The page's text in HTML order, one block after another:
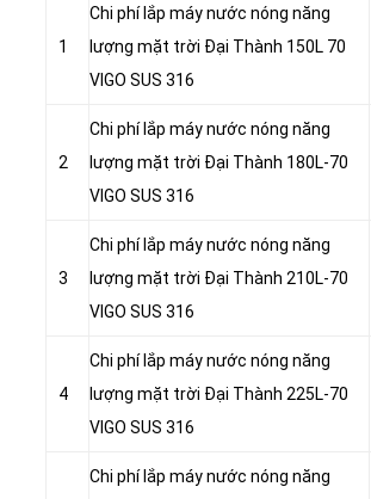
1
Chi phí lắp máy nước nóng năng
lượng mặt trời Đại Thành 150L 70
VIGO SUS 316
2
Chi phí lắp máy nước nóng năng
lượng mặt trời Đại Thành 180L-70
VIGO SUS 316
3
Chi phí lắp máy nước nóng năng
lượng mặt trời Đại Thành 210L-70
VIGO SUS 316
4
Chi phí lắp máy nước nóng năng
lượng mặt trời Đại Thành 225L-70
VIGO SUS 316
Chi phí lắp máy nước nóng năng